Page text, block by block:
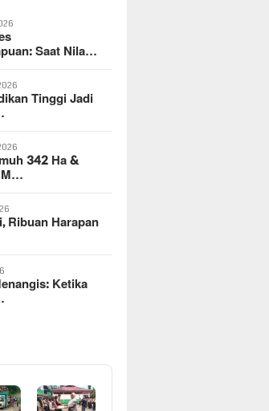
Saat Nila…
Tinggi Jadi
342 Ha &
M…
Ribuan Harapan
Ketika